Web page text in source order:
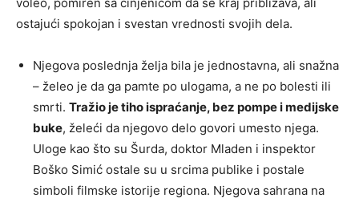
ostajući spokojan i svestan vrednosti svojih dela.
Njegova poslednja želja bila je jednostavna, ali snažna
– želeo je da ga pamte po ulogama, a ne po bolesti ili
smrti. Tražio je tiho ispraćanje, bez pompe i medijske
buke, želeći da njegovo delo govori umesto njega.
Uloge kao što su Šurda, doktor Mladen i inspektor
Boško Simić ostale su u srcima publike i postale
simboli filmske istorije regiona. Njegova sahrana na